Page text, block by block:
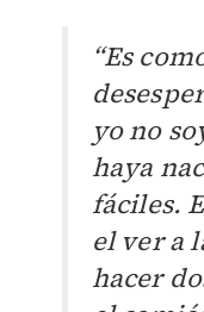
“Es
yo no
haya
fáciles.
el ver a
hacer